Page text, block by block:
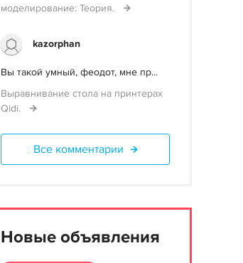
моделирование: Теория.
kazorphan
Вы такой умный, феодот, мне пр...
Выравнивание стола на принтерах
Qidi.
Все комментарии
Новые объявления